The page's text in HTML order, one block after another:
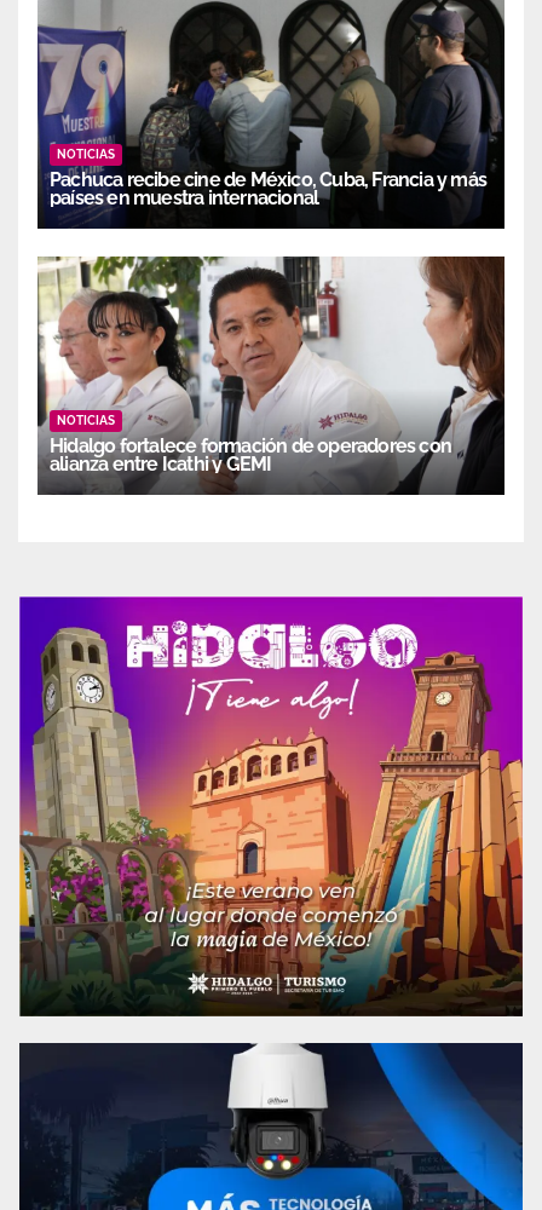
NOTICIAS
Pachuca recibe cine de México, Cuba, Francia y más
países en muestra internacional
NOTICIAS
Hidalgo fortalece formación de operadores con
alianza entre Icathi y GEMI